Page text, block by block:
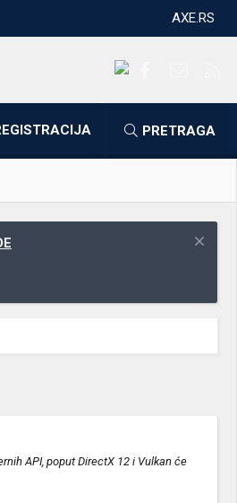
AXE.RS
PRETRAGA
API, poput DirectX 12 i Vulkan će